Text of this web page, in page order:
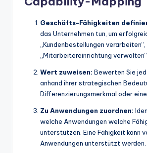
Geschäfts-Fähigkeiten
das Unternehmen tun, um
„Kundenbestellungen verarbeiten“,
„Mitarbeitereinrichtung
Wert zuweisen: Bewerten Sie
anhand ihrer strategischen
Differenzierungsmerkmal oder
Zu Anwendungen zuordnen:
welche Anwendungen welche
unterstützen. Eine Fähigkeit kann
Anwendungen unterstützt werden.